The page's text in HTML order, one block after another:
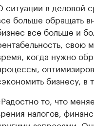
ситуации в деловой
больше обращать
все больше и
свою
когда нужно
бизнесу, в
то, что
налогов,